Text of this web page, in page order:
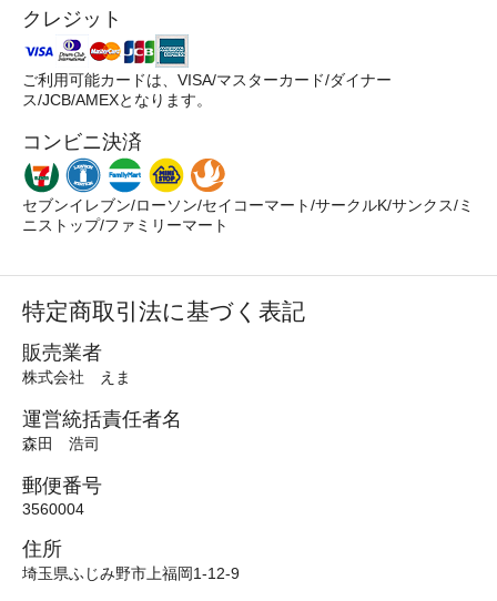
クレジット
ご利用可能カードは、VISA/マスターカード/ダイナー
ス/JCB/AMEXとなります。
コンビニ決済
セブンイレブン/ローソン/セイコーマート/サークルK/サンクス/ミ
ニストップ/ファミリーマート
特定商取引法に基づく表記
販売業者
株式会社 えま
運営統括責任者名
森田 浩司
郵便番号
3560004
住所
埼玉県ふじみ野市上福岡1-12-9